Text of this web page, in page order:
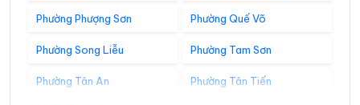
Phường Phượng Sơn Phường Quế Võ
Phường Song Liễu Phường Tam Sơn
Phường Tân An Phường Tân Tiến